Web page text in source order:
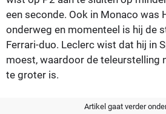
een seconde. Ook in Monaco was
onderweg en momenteel is hij de
Ferrari-duo. Leclerc wist dat hij in
moest, waardoor de teleurstelling
te groter is.
Artikel gaat verder